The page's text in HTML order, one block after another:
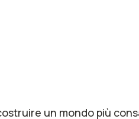
un mondo più